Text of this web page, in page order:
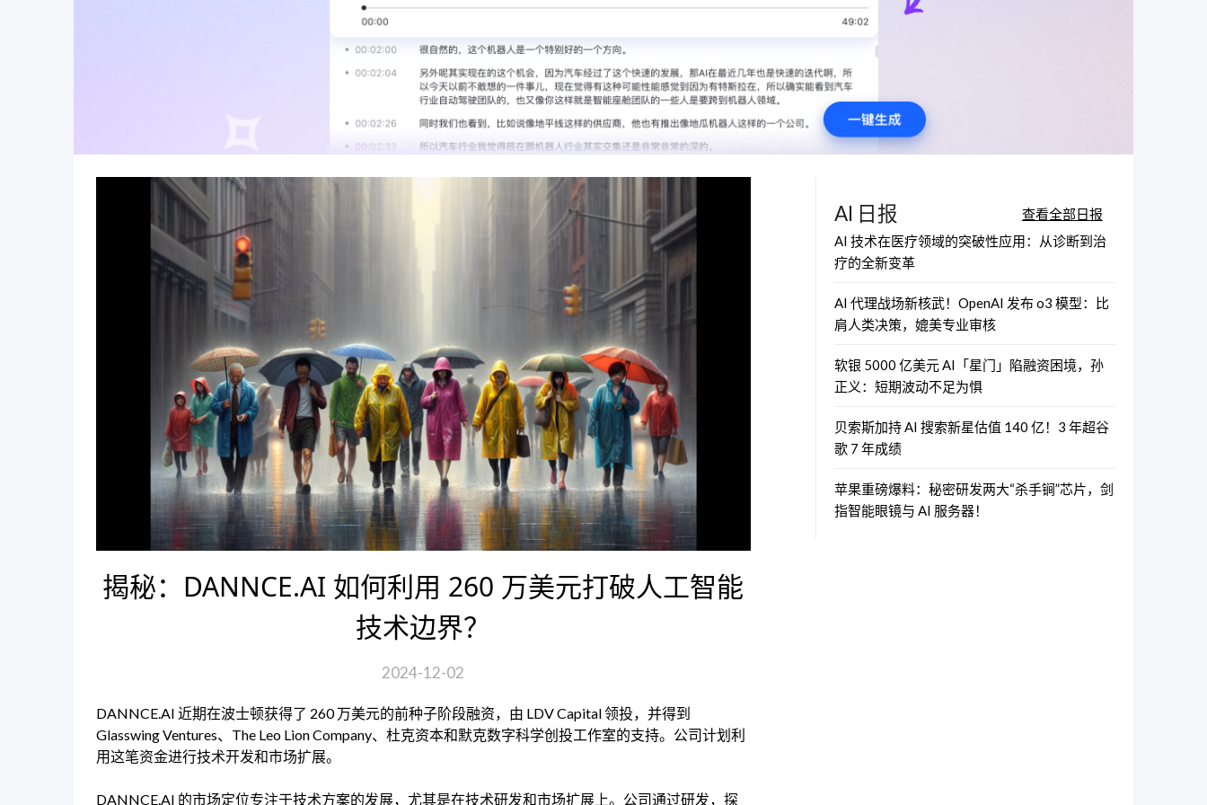
揭秘：DANNCE.AI 如何利用 260 万美元打破人工智能
技术边界？
2024-12-02
DANNCE.AI 近期在波士顿获得了 260 万美元的前种子阶段融资，由 LDV Capital 领投，并得到
Glasswing Ventures、The Leo Lion Company、杜克资本和默克数字科学创投工作室的支持。公司计划利
用这笔资金进行技术开发和市场扩展。
DANNCE.AI 的市场定位专注于技术方案的发展，尤其是在技术研发和市场扩展上。公司通过研发，探
AI 日报
查看全部日报
AI 技术在医疗领域的突破性应用：从诊断到治
疗的全新变革
AI 代理战场新核武！OpenAI 发布 o3 模型：比
肩人类决策，媲美专业审核
软银 5000 亿美元 AI「星门」陷融资困境，孙
正义：短期波动不足为惧
贝索斯加持 AI 搜索新星估值 140 亿！3 年超谷
歌 7 年成绩
苹果重磅爆料：秘密研发两大“杀手锏”芯片，剑
指智能眼镜与 AI 服务器！